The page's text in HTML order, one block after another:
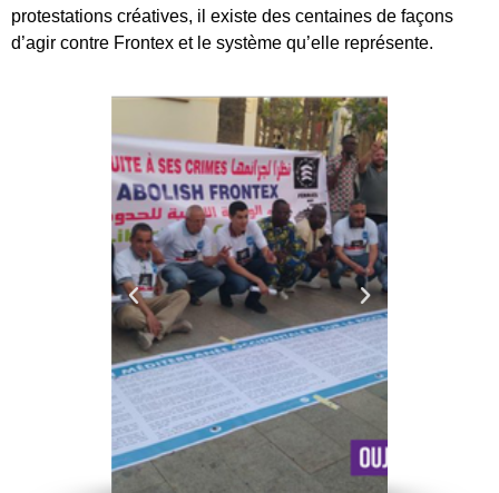
protestations créatives, il existe des centaines de façons
d’agir contre Frontex et le système qu’elle représente.